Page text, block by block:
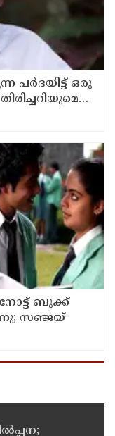
പർദയിട്ട് ഒരു
നോട്ട് ബുക്ക്
സഞ്ജയ്